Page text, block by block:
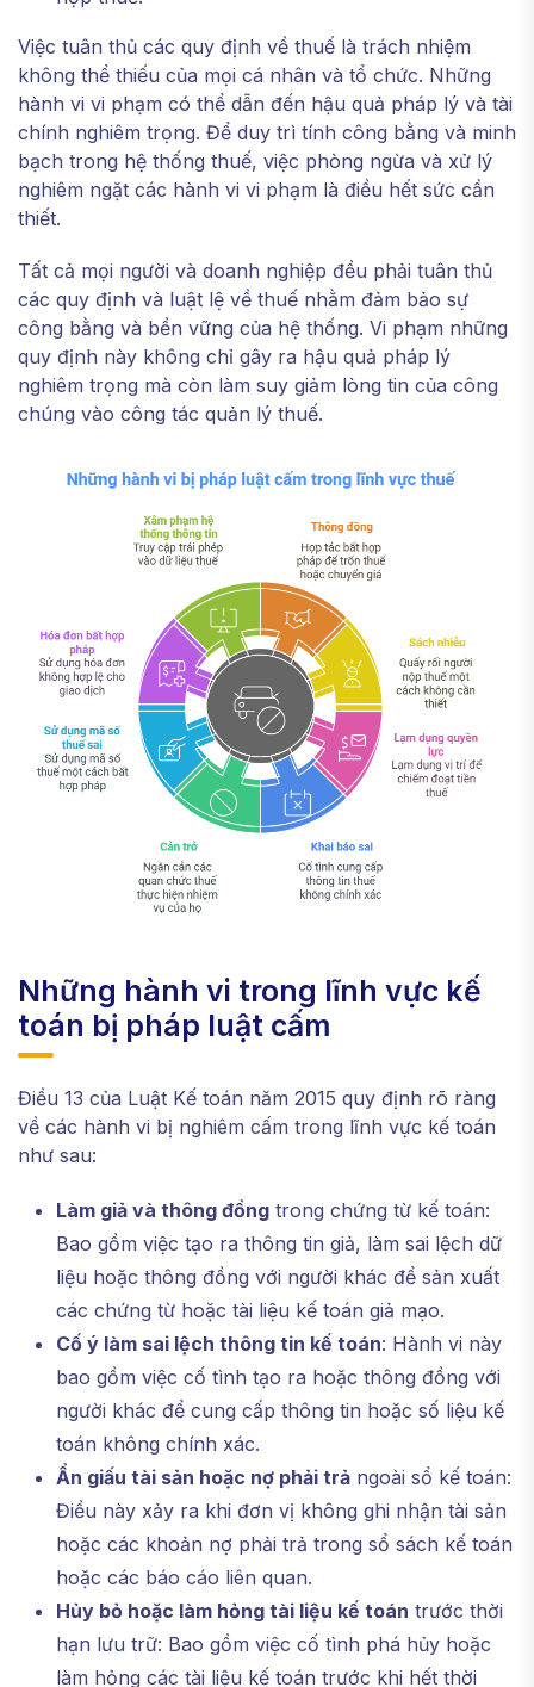
Việc tuân thủ các quy định về thuế là trách nhiệm
không thể thiếu của mọi cá nhân và tổ chức. Những
hành vi vi phạm có thể dẫn đến hậu quả pháp lý và tài
chính nghiêm trọng. Để duy trì tính công bằng và minh
bạch trong hệ thống thuế, việc phòng ngừa và xử lý
nghiêm ngặt các hành vi vi phạm là điều hết sức cần
thiết.
Tất cả mọi người và doanh nghiệp đều phải tuân thủ
các quy định và luật lệ về thuế nhằm đảm bảo sự
công bằng và bền vững của hệ thống. Vi phạm những
quy định này không chỉ gây ra hậu quả pháp lý
nghiêm trọng mà còn làm suy giảm lòng tin của công
chúng vào công tác quản lý thuế.
Những hành vi trong lĩnh vực kế
toán bị pháp luật cấm
Điều 13 của Luật Kế toán năm 2015 quy định rõ ràng
về các hành vi bị nghiêm cấm trong lĩnh vực kế toán
như sau:
Làm giả và thông đồng trong chứng từ kế toán:
Bao gồm việc tạo ra thông tin giả, làm sai lệch dữ
liệu hoặc thông đồng với người khác để sản xuất
các chứng từ hoặc tài liệu kế toán giả mạo.
Cố ý làm sai lệch thông tin kế toán: Hành vi này
bao gồm việc cố tình tạo ra hoặc thông đồng với
người khác để cung cấp thông tin hoặc số liệu kế
toán không chính xác.
Ẩn giấu tài sản hoặc nợ phải trả ngoài sổ kế toán:
Điều này xảy ra khi đơn vị không ghi nhận tài sản
hoặc các khoản nợ phải trả trong sổ sách kế toán
hoặc các báo cáo liên quan.
Hủy bỏ hoặc làm hỏng tài liệu kế toán trước thời
hạn lưu trữ: Bao gồm việc cố tình phá hủy hoặc
làm hỏng các tài liệu kế toán trước khi hết thời